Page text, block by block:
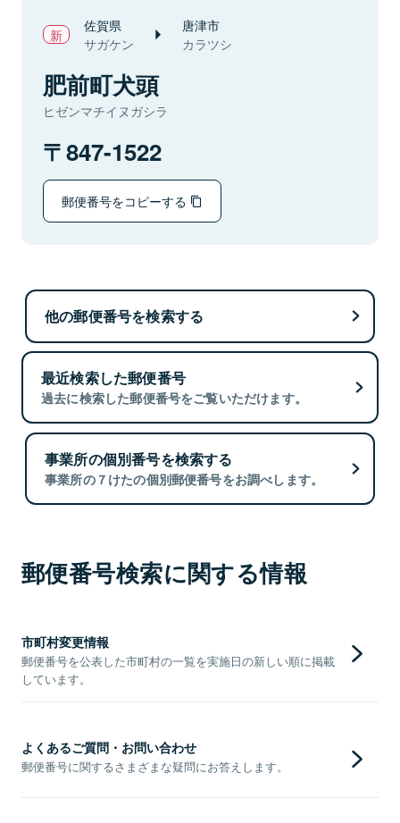
佐賀県
サガケン
唐津市
カラツシ
肥前町犬頭
ヒゼンマチイヌガシラ
847-1522
郵便番号をコピーする
他の郵便番号を検索する
最近検索した郵便番号
過去に検索した郵便番号をご覧いただけます。
事業所の個別番号を検索する
事業所の７けたの個別郵便番号をお調べします。
郵便番号検索に関する情報
市町村変更情報
郵便番号を公表した市町村の一覧を実施日の新しい順に掲載
しています。
よくあるご質問・お問い合わせ
郵便番号に関するさまざまな疑問にお答えします。